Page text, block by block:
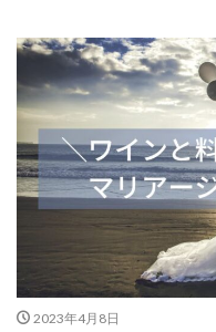
2023年4月8日